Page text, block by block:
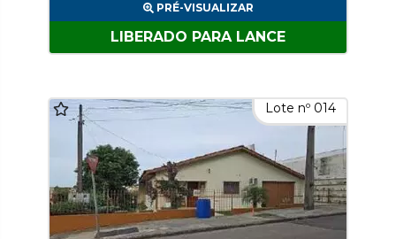
PRÉ-VISUALIZAR
LIBERADO PARA LANCE
Lote nº 014